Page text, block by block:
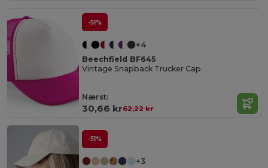
-51%
+4
Beechfield BF645
Vintage Snapback Trucker Cap
Nærst:
30,66 kr62,22 kr
-51%
+3